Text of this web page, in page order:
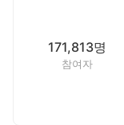
171,813명
참여자